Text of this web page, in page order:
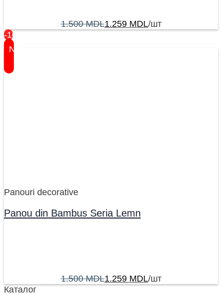
1.500MDL1.259 MDL/шт
-16%
New
Panouri decorative
Panou din Bambus Seria Lemn
1.500MDL1.259 MDL/шт
Каталог